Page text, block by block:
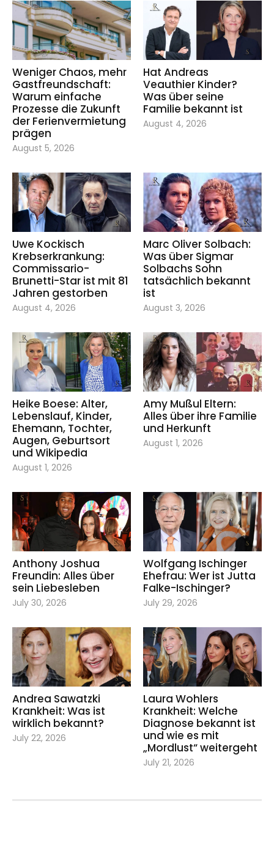
Weniger Chaos, mehr
Gastfreundschaft:
Warum einfache
Prozesse die Zukunft
der Ferienvermietung
prägen
August 5, 2026
Hat Andreas
Veauthier Kinder?
Was über seine
Familie bekannt ist
August 4, 2026
Uwe Kockisch
Krebserkrankung:
Commissario-
Brunetti-Star ist mit 81
Jahren gestorben
August 4, 2026
Marc Oliver Solbach:
Was über Sigmar
Solbachs Sohn
tatsächlich bekannt
ist
August 3, 2026
Heike Boese: Alter,
Lebenslauf, Kinder,
Ehemann, Tochter,
Augen, Geburtsort
und Wikipedia
August 1, 2026
Amy Mußul Eltern:
Alles über ihre Familie
und Herkunft
August 1, 2026
Anthony Joshua
Freundin: Alles über
sein Liebesleben
July 30, 2026
Wolfgang Ischinger
Ehefrau: Wer ist Jutta
Falke-Ischinger?
July 29, 2026
Andrea Sawatzki
Krankheit: Was ist
wirklich bekannt?
July 22, 2026
Laura Wohlers
Krankheit: Welche
Diagnose bekannt ist
und wie es mit
„Mordlust“ weitergeht
July 21, 2026